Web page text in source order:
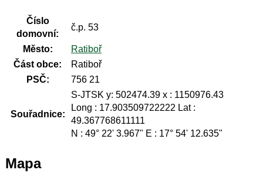
Číslo
domovní:
č.p. 53
Město:
Ratiboř
Část obce:
Ratiboř
PSČ:
756 21
Souřadnice:
S-JTSK y: 502474.39 x : 1150976.43
Long : 17.903509722222 Lat :
49.367768611111
N : 49° 22' 3.967" E : 17° 54' 12.635"
Mapa